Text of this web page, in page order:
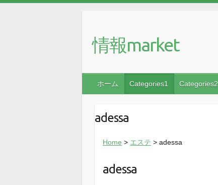
情報market
ホーム Categories1 Categories2
adessa
Home > エステ > adessa
adessa